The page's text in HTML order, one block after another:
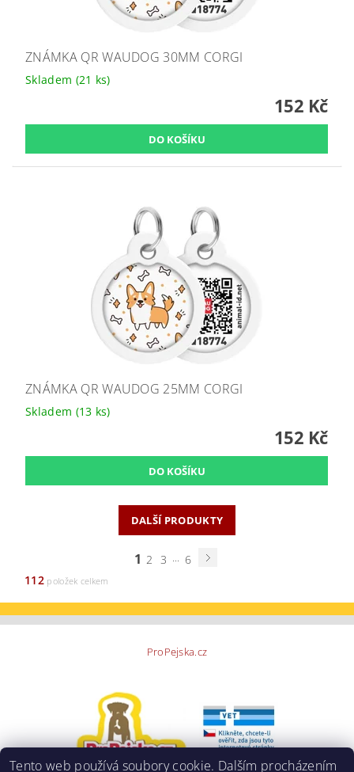
ZNÁMKA QR WAUDOG 30MM CORGI
Skladem (21 ks)
152 Kč
ZNÁMKA QR WAUDOG 25MM CORGI
Skladem (13 ks)
152 Kč
DALŠÍ PRODUKTY
1 2 3 ... 6
112položek celkem
ProPejska.cz
Tento web používá soubory cookie. Dalším procházením